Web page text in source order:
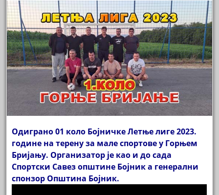
Одиграно 01 коло Бојничке Летње лиге 2023.
године на терену за мале спортове у Горњем
Бријању. Организатор је као и до сада
Спортски Савез општине Бојник а генерални
спонзор Општина Бојник.